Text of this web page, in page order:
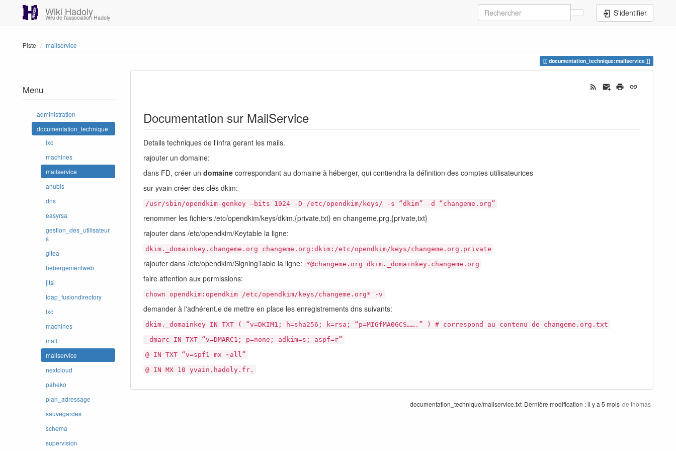
Wiki Hadoly
Wiki de l'association Hadoly S'identifier
Piste mailservice
documentation_technique:mailservice
Menu
administration
documentation_technique
lxc
machines
mailservice
anubis
dns
easyrsa
gestion_des_utilisateur
s
gitea
hebergementweb
jitsi
ldap_fusiondirectory
lxc
machines
mail
mailservice
nextcloud
paheko
plan_adressage
sauvegardes
schema
supervision
Documentation sur MailService
Details techniques de l'infra gerant les mails.
rajouter un domaine:
dans FD, créer un domaine correspondant au domaine à héberger, qui contiendra la définition des comptes utilisateurices
sur yvain créer des clés dkim:
/usr/sbin/opendkim-genkey –bits 1024 -D /etc/opendkim/keys/ -s “dkim” -d “changeme.org”
renommer les fichiers /etc/opendkim/keys/dkim.{private,txt} en changeme.prg.{private,txt}
rajouter dans /etc/opendkim/Keytable la ligne:
dkim._domainkey.changeme.org changeme.org:dkim:/etc/opendkim/keys/changeme.org.private
rajouter dans /etc/opendkim/SigningTable la ligne: *@changeme.org dkim._domainkey.changeme.org
faire attention aux permissions:
chown opendkim:opendkim /etc/opendkim/keys/changeme.org* -v
demander à l'adhérent.e de mettre en place les enregistrements dns suivants:
dkim._domainkey IN TXT ( “v=DKIM1; h=sha256; k=rsa; “p=MIGfMA0GCS…….” ) # correspond au contenu de changeme.org.txt
_dmarc IN TXT “v=DMARC1; p=none; adkim=s; aspf=r”
@ IN TXT “v=spf1 mx ~all”
@ IN MX 10 yvain.hadoly.fr.
documentation_technique/mailservice.txt Dernière modification :il y a 5 mois de thomas